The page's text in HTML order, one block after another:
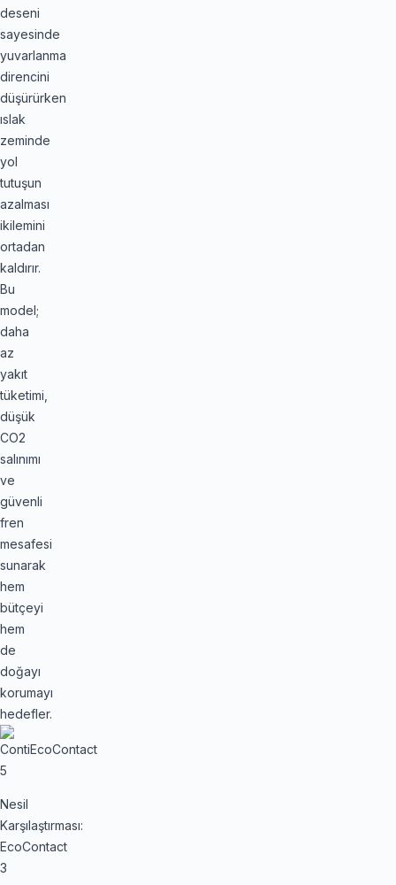
deseni
sayesinde
yuvarlanma
direncini
düşürürken
ıslak
zeminde
yol
tutuşun
azalması
ikilemini
ortadan
kaldırır.
Bu
model;
daha
az
yakıt
tüketimi,
düşük
CO2​
salınımı
ve
güvenli
fren
mesafesi
sunarak
hem
bütçeyi
hem
de
doğayı
korumayı
hedefler.
Nesil
Karşılaştırması:
EcoContact
3